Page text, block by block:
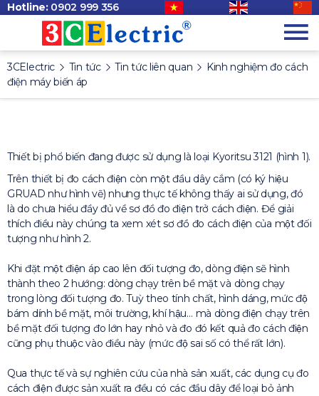
Hotline: 0902 999 356
3CElectric Tin tức Tin tức liên quan
Kinh nghiệm đo cách
điện máy biến áp
Thiết bị phổ biến đang được sử dụng là loại Kyoritsu 3121 (hình 1).
Trên thiết bị đo cách điện còn một đầu dây cắm (có ký hiệu
GRUAD như hình vẽ) nhưng thực tế không thấy ai sử dụng, đó
là do chưa hiểu đầy đủ về sơ đồ đo điện trở cách điện. Để giải
thích điều này chúng ta xem xét sơ đồ đo cách điện của một đối
tượng như hình 2.
Khi đặt một điện áp cao lên đối tượng đo, dòng điện sẽ hình
thành theo 2 hướng: dòng chạy trên bề mặt và dòng chạy
trong lòng đối tượng đo. Tuỳ theo tính chất, hình dáng, mức độ
bám dính bề mặt, môi trường, khí hậu… mà dòng điện chạy trên
bề mặt đối tượng đo lớn hay nhỏ và đo đó kết quả đo cách điện
cũng phụ thuộc vào điều này (mức độ sai số có thể rất lớn).
Qua thực tế và sự nghiên cứu của nhà sản xuất, các dụng cụ đo
cách điện được sản xuất ra đều có các đầu dây để loại bỏ ảnh